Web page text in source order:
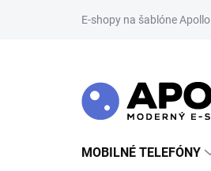
E-shopy na šablóne Apollo
MOBILNÉ TELEFÓNY